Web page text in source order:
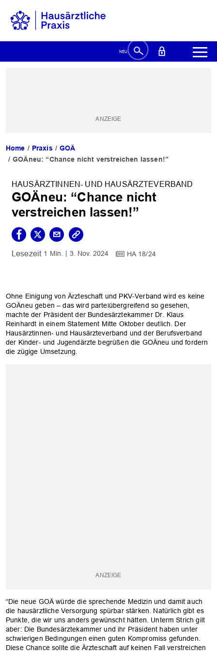
Home Praxis
GOÄ
GOÄneu: “Chance nicht verstreichen lassen!”
HAUSÄRZTINNEN- UND HAUSÄRZTEVERBAND
GOÄneu: “Chance nicht
verstreichen lassen!”
1 Min. 3. Nov. 2024 HA 18/24
Ohne Einigung von Ärzteschaft und PKV-Verband wird es keine
GOÄneu geben – das wird parteiübergreifend so gesehen,
machte der Präsident der Bundesärztekammer Dr. Klaus
Reinhardt in einem Statement Mitte Oktober deutlich. Der
Hausärztinnen- und Hausärzteverband und der Berufsverband
der Kinder- und Jugendärzte begrüßen die GOÄneu und fordern
die zügige Umsetzung.
“Die neue GOÄ würde die sprechende Medizin und damit auch
die hausärztliche Versorgung spürbar stärken. Natürlich gibt es
Punkte, die wir uns anders gewünscht hätten. Unterm Strich gilt
aber: Die Bundesärztekammer und ihr Präsident haben unter
schwierigen Bedingungen einen guten Kompromiss gefunden.
Diese Chance sollte die Ärzteschaft auf keinen Fall verstreichen